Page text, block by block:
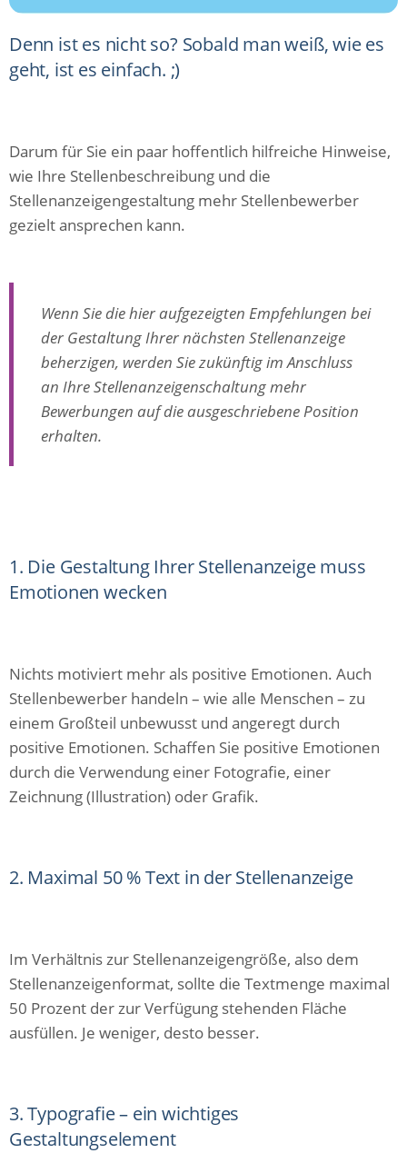
Denn ist es nicht so? Sobald man weiß, wie es
geht, ist es einfach. ;)
Darum für Sie ein paar hoffentlich hilfreiche Hinweise,
wie Ihre Stellenbeschreibung und die
Stellenanzeigengestaltung mehr Stellenbewerber
gezielt ansprechen kann.
Wenn Sie die hier aufgezeigten Empfehlungen bei
der Gestaltung Ihrer nächsten Stellenanzeige
beherzigen, werden Sie zukünftig im Anschluss
an Ihre Stellenanzeigenschaltung mehr
Bewerbungen auf die ausgeschriebene Position
erhalten.
1. Die Gestaltung Ihrer Stellenanzeige muss
Emotionen wecken
Nichts motiviert mehr als positive Emotionen. Auch
Stellenbewerber handeln – wie alle Menschen – zu
einem Großteil unbewusst und angeregt durch
positive Emotionen. Schaffen Sie positive Emotionen
durch die Verwendung einer Fotografie, einer
Zeichnung (Illustration) oder Grafik.
2. Maximal 50 % Text in der Stellenanzeige
Im Verhältnis zur Stellenanzeigengröße, also dem
Stellenanzeigenformat, sollte die Textmenge maximal
50 Prozent der zur Verfügung stehenden Fläche
ausfüllen. Je weniger, desto besser.
3. Typografie – ein wichtiges
Gestaltungselement